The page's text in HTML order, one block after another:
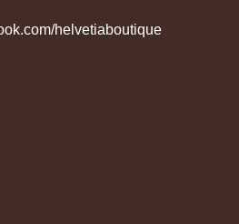
helvetiaboutique